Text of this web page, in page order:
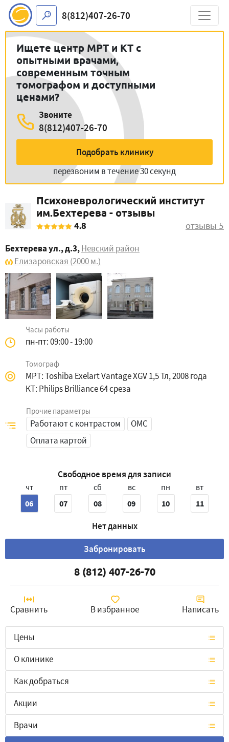
8(812)407-26-70
Ищете центр МРТ и КТ с
опытными врачами,
современным точным
томографом и доступными
ценами?
Звоните
8(812)407-26-70
Подобрать клинику
перезвоним в течение 30 секунд
Психоневрологический институт
им.Бехтерева - отзывы
4.8 отзывы 5
Бехтерева ул., д.3,Невский район
Елизаровская (2000 м.)
Часы работы
пн-пт: 09:00 - 19:00
Томограф
МРТ: Toshiba Exelart Vantage XGV 1,5 Тл, 2008 года
КТ: Philips Brilliance 64 среза
Прочие параметры
Работают с контрастом
ОМС
Оплата картой
Свободное время для записи
чт
06
пт
07
сб
08
вс
09
пн
10
вт
11
Нет данных
Забронировать
8 (812) 407-26-70
Сравнить В избранное Написать
Цены
О клинике
Как добраться
Акции
Врачи